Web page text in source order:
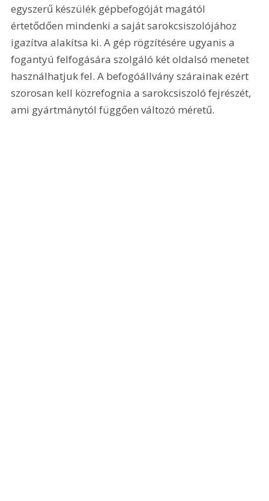
egyszerű készülék gépbefogóját magától
értetődően mindenki a saját sarokcsiszolójához
igazítva alakítsa ki. A gép rögzítésére ugyanis a
fogantyú felfogására szolgáló két oldalsó menetet
használhatjuk fel. A befogóállvány szárainak ezért
szorosan kell közrefognia a sarokcsiszoló fejrészét,
ami gyártmánytól függően változó méretű.